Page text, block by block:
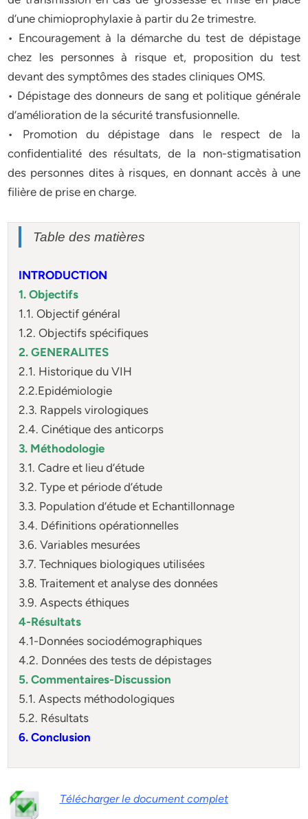
d’une chimioprophylaxie à partir du 2e trimestre.
• Encouragement à la démarche du test de dépistage
chez les personnes à risque et, proposition du test
devant des symptômes des stades cliniques OMS.
• Dépistage des donneurs de sang et politique générale
d’amélioration de la sécurité transfusionnelle.
• Promotion du dépistage dans le respect de la
confidentialité des résultats, de la non-stigmatisation
des personnes dites à risques, en donnant accès à une
filière de prise en charge.
Table des matières
INTRODUCTION
1. Objectifs
1.1. Objectif général
1.2. Objectifs spécifiques
2. GENERALITES
2.1. Historique du VIH
2.2.Epidémiologie
2.3. Rappels virologiques
2.4. Cinétique des anticorps
3. Méthodologie
3.1. Cadre et lieu d’étude
3.2. Type et période d’étude
3.3. Population d’étude et Echantillonnage
3.4. Définitions opérationnelles
3.6. Variables mesurées
3.7. Techniques biologiques utilisées
3.8. Traitement et analyse des données
3.9. Aspects éthiques
4-Résultats
4.1-Données sociodémographiques
4.2. Données des tests de dépistages
5. Commentaires-Discussion
5.1. Aspects méthodologiques
5.2. Résultats
6. Conclusion
Télécharger le document complet